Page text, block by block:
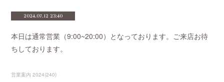
2024.07.12 23:40
本日は通常営業（9:00~20:00）となっております。ご来店お待
ちしております。
営業案内 2024(240)